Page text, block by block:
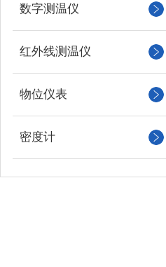
数字测温仪
红外线测温仪
物位仪表
密度计